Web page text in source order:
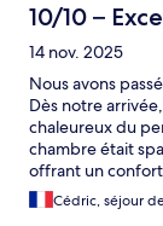
10/10 –
14 nov. 2025
Nous avons
Dès notre
chaleureux du
chambre était
offrant un
visite. Chaque
copieux et varié,
Cédric, séjour